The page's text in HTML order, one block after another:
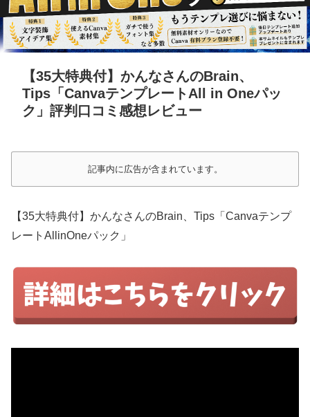
【35大特典付】かんなさんのBrain、
Tips「CanvaテンプレートAll in Oneパッ
ク」評判口コミ感想レビュー
記事内に広告が含まれています。
【35大特典付】かんなさんのBrain、Tips「Canvaテンプ
レートAllinOneパック」